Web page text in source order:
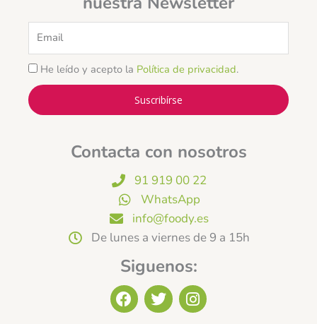
He leído y acepto la Política de privacidad.
Suscribírse
Contacta con nosotros
91 919 00 22
WhatsApp
info@foody.es
De lunes a viernes de 9 a 15h
Siguenos:
F
a
T
w
I
n